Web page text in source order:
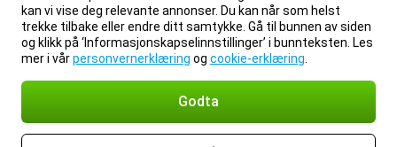
kan vi vise deg relevante annonser. Du kan når som helst
trekke tilbake eller endre ditt samtykke. Gå til bunnen av siden
og klikk på ‘Informasjonskapselinnstillinger’ i bunnteksten. Les
mer i vårpersonvernerklæring og cookie-erklæring
Godta